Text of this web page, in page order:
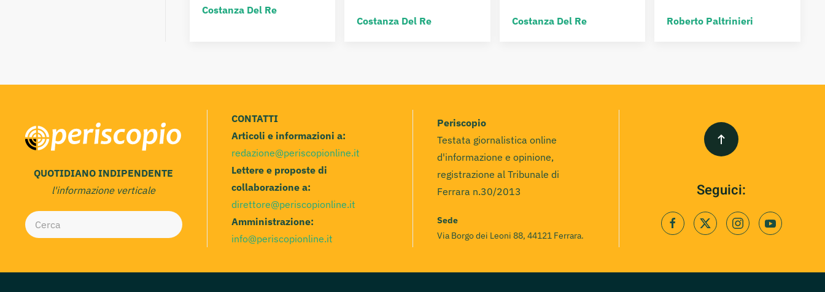
Costanza Del Re
Costanza Del Re Costanza Del Re Roberto Paltrinieri
QUOTIDIANO INDIPENDENTE
l'informazione verticale
CONTATTI
Articoli e informazioni a:
redazione@periscopionline.it
Lettere e proposte di
collaborazione a:
direttore@periscopionline.it
Amministrazione:
info@periscopionline.it
Periscopio
Testata giornalistica online
d'informazione e opinione,
registrazione al Tribunale di
Ferrara n.30/2013
Sede
Via Borgo dei Leoni 88, 44121 Ferrara.
Seguici: